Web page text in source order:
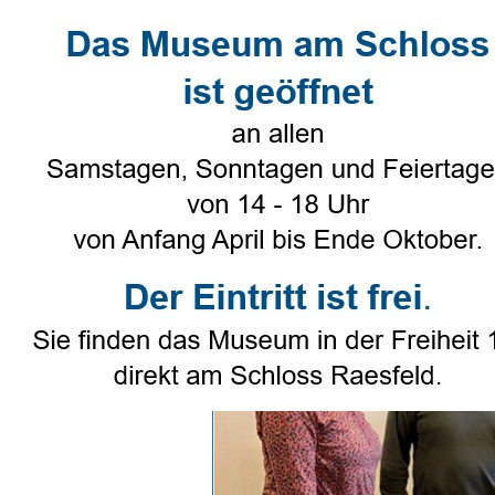
Select Language ▼
Heimatverein ▼Genealogie